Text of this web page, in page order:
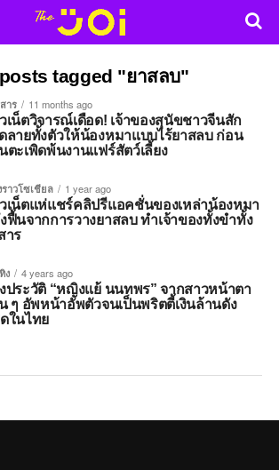
tagged "ยาสลบ"
าร 11 months ago
เน็ตวิจารณ์เดือด! เจ้าของสุนัขชาวจีนสัก
ลายทั้งตัวให้น้องหมาแบบไร้ยาสลบ ก่อน
ตะเพิดพ้นงานแฟร์สัตว์เลี้ยง
ราวโซเชียล 1 year ago
เน็ตแห่แชร์คลิปรีแอคชั่นของเหล่าน้องหมา
ฟื้นจากการวางยาสลบ ทำเจ้าของทั้งขำทั้ง
าร
ง 4 years ago
ประวัติ “หญิงแย้ นนทพร” จากสาวหน้าตา
ๆ อัพหน้าอัพตัวจนเป็นพริตตี้เงินล้านดัง
ในไทย